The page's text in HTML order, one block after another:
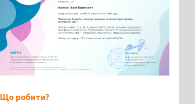
Що робити?